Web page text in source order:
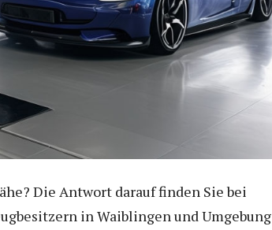
Die Antwort darauf finden Sie bei
in Waiblingen und